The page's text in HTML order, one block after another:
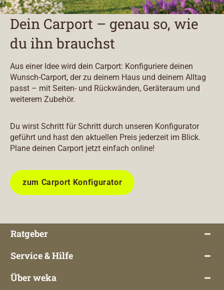
Dein Carport – genau so, wie
du ihn brauchst
Aus einer Idee wird dein Carport: Konfiguriere deinen
Wunsch-Carport, der zu deinem Haus und deinem Alltag
passt – mit Seiten- und Rückwänden, Geräteraum und
weiterem Zubehör.
Du wirst Schritt für Schritt durch unseren Konfigurator
geführt und hast den aktuellen Preis jederzeit im Blick.
Plane deinen Carport jetzt einfach online!
zum Carport Konfigurator
Ratgeber
Service & Hilfe
Über weka